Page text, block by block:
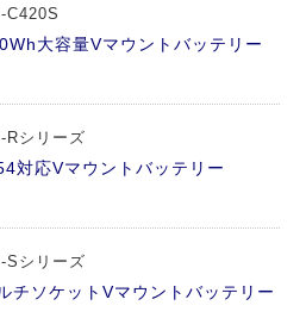
C420S
大容量Vマウントバッテリー
Rシリーズ
対応Vマウントバッテリー
Sシリーズ
チソケットVマウントバッテリー